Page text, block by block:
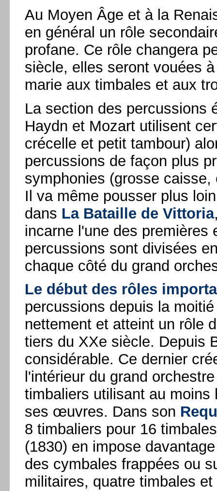
Au Moyen Âge et à la
en général un rôle
profane. Ce rôle changera
siècle, elles seront vouées
marie aux timbales et aux
La section des percussions
Haydn et Mozart utilisent
crécelle et petit tambour)
percussions de façon plus
symphonies (grosse
Il va même pousser plus
dans La Bataille de Vittoria
incarne l'une des premières
percussions sont divisées
chaque côté du grand
Le début des rôles
percussions depuis la
nettement et atteint un rôle
tiers du XXe siècle. Depuis
considérable. Ce dernier
l'intérieur du grand
timbaliers utilisant au
ses œuvres. Dans son
8 timbaliers pour 16
(1830) en impose
des cymbales frappées ou
militaires, quatre timbales